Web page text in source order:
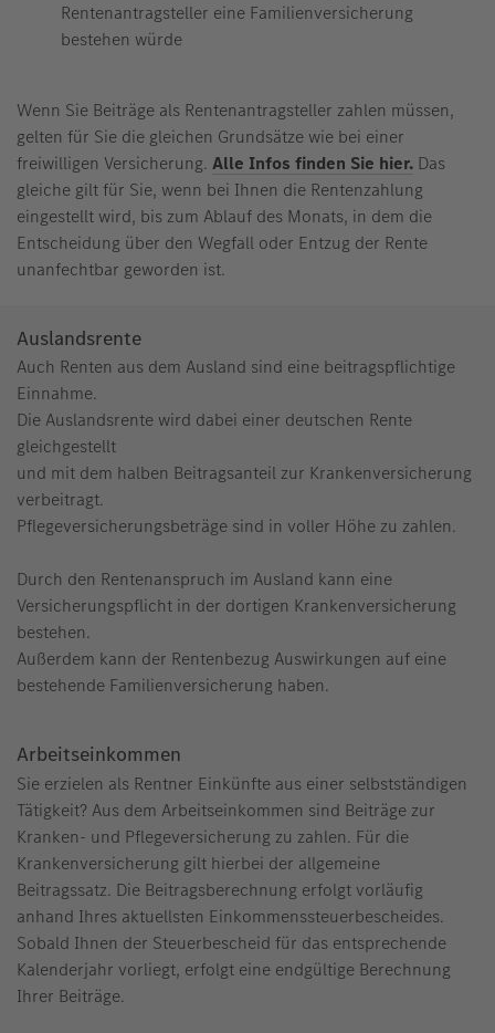
Rentenantragsteller eine Familienversicherung
bestehen würde
Wenn Sie Beiträge als Rentenantragsteller zahlen müssen,
gelten für Sie die gleichen Grundsätze wie bei einer
freiwilligen Versicherung. Alle Infos finden Sie hier. Das
gleiche gilt für Sie, wenn bei Ihnen die Rentenzahlung
eingestellt wird, bis zum Ablauf des Monats, in dem die
Entscheidung über den Wegfall oder Entzug der Rente
unanfechtbar geworden ist.
Auslandsrente
Auch Renten aus dem Ausland sind eine beitragspflichtige
Einnahme.
Die Auslandsrente wird dabei einer deutschen Rente
gleichgestellt
und mit dem halben Beitragsanteil zur Krankenversicherung
verbeitragt.
Pflegeversicherungsbeträge sind in voller Höhe zu zahlen.
Durch den Rentenanspruch im Ausland kann eine
Versicherungspflicht in der dortigen Krankenversicherung
bestehen.
Außerdem kann der Rentenbezug Auswirkungen auf eine
bestehende Familienversicherung haben.
Arbeitseinkommen
Sie erzielen als Rentner Einkünfte aus einer selbstständigen
Tätigkeit? Aus dem Arbeitseinkommen sind Beiträge zur
Kranken- und Pflegeversicherung zu zahlen. Für die
Krankenversicherung gilt hierbei der allgemeine
Beitragssatz. Die Beitragsberechnung erfolgt vorläufig
anhand Ihres aktuellsten Einkommenssteuerbescheides.
Sobald Ihnen der Steuerbescheid für das entsprechende
Kalenderjahr vorliegt, erfolgt eine endgültige Berechnung
Ihrer Beiträge.